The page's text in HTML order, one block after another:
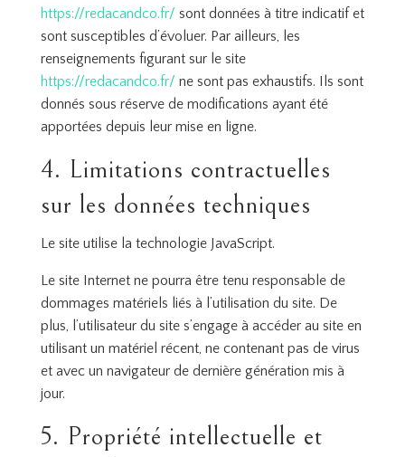
https://redacandco.fr/ sont données à titre indicatif et
sont susceptibles d’évoluer. Par ailleurs, les
renseignements figurant sur le site
https://redacandco.fr/ ne sont pas exhaustifs. Ils sont
donnés sous réserve de modifications ayant été
apportées depuis leur mise en ligne.
4. Limitations contractuelles
sur les données techniques
Le site utilise la technologie JavaScript.
Le site Internet ne pourra être tenu responsable de
dommages matériels liés à l’utilisation du site. De
plus, l’utilisateur du site s’engage à accéder au site en
utilisant un matériel récent, ne contenant pas de virus
et avec un navigateur de dernière génération mis à
jour.
5. Propriété intellectuelle et